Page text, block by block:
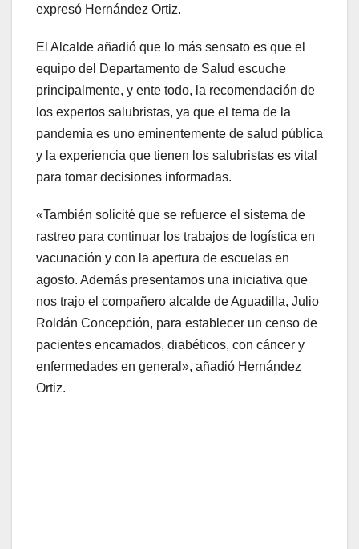
expresó Hernández Ortiz.
El Alcalde añadió que lo más sensato es que el
equipo del Departamento de Salud escuche
principalmente, y ente todo, la recomendación de
los expertos salubristas, ya que el tema de la
pandemia es uno eminentemente de salud pública
y la experiencia que tienen los salubristas es vital
para tomar decisiones informadas.
«También solicité que se refuerce el sistema de
rastreo para continuar los trabajos de logística en
vacunación y con la apertura de escuelas en
agosto. Además presentamos una iniciativa que
nos trajo el compañero alcalde de Aguadilla, Julio
Roldán Concepción, para establecer un censo de
pacientes encamados, diabéticos, con cáncer y
enfermedades en general», añadió Hernández
Ortiz.